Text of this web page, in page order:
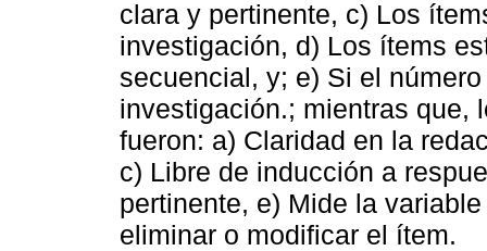
clara y pertinente, c) Los
investigación, d) Los ítems
secuencial, y; e) Si el
investigación.; mientras que,
fueron: a) Claridad en la
c) Libre de inducción a
pertinente, e) Mide la
eliminar o modificar el ítem.